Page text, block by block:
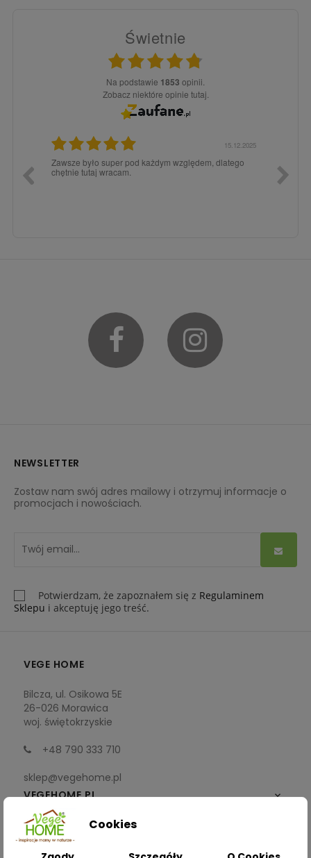
Świetnie
Na podstawie 1853 opinii.
Zobacz niektóre opinie tutaj.
15.12.2025
Zawsze było super pod każdym względem, dlatego
chętnie tutaj wracam.
Facebook
NEWSLETTER
Zostaw nam swój adres mailowy i otrzymuj informacje o
promocjach i nowościach.
Potwierdzam, że zapoznałem się z Regulaminem
Sklepu i akceptuję jego treść.
VEGE HOME
Bilcza, ul. Osikowa 5E
26-026 Morawica
woj. świętokrzyskie
+48 790 333 710
sklep@vegehome.pl
VEGEHOME.PL

INFORMACJE
Cookies